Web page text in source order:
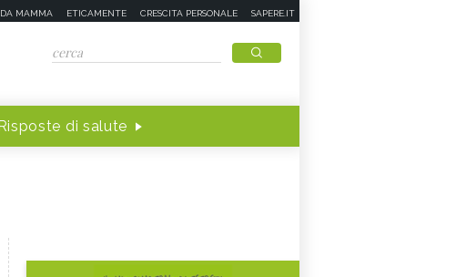
MAMMA ETICAMENTE CRESCITA PERSONALE SAPERE.IT
di salute